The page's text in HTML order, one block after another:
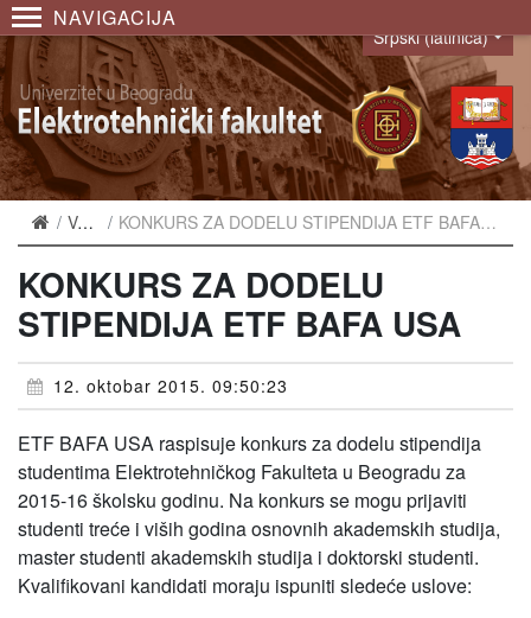
NAVIGACIJA
Language
Srpski (latinica)
Vesti KONKURS ZA DODELU STIPENDIJA ETF BAFA USA
KONKURS ZA DODELU
STIPENDIJA ETF BAFA USA
12. oktobar 2015. 09:50:23
ETF BAFA USA raspisuje konkurs za dodelu stipendija
studentima Elektrotehničkog Fakulteta u Beogradu za
2015-16 školsku godinu. Na konkurs se mogu prijaviti
studenti treće i viših godina osnovnih akademskih studija,
master studenti akademskih studija i doktorski studenti.
Kvalifikovani kandidati moraju ispuniti sledeće uslove: